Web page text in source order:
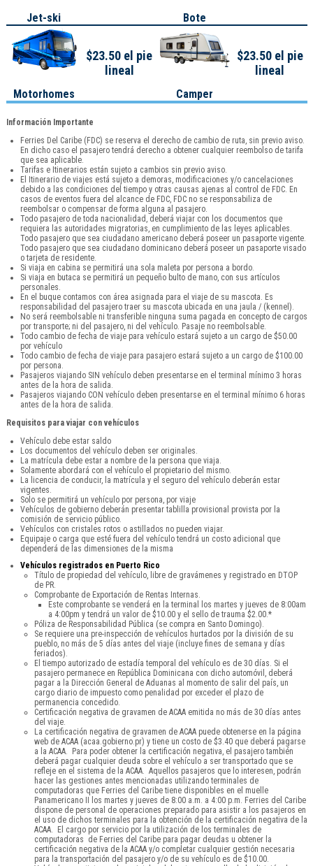
Jet-ski Bote
Motorhomes
$23.50 el pie
lineal
Camper
$23.50 el pie
lineal
Información Importante
Ferries Del Caribe (FDC) se reserva el derecho de cambio de ruta, sin previo aviso.
En dicho caso el pasajero tendrá derecho a obtener cualquier reembolso de tarifa
que sea aplicable.
Tarifas e Itinerarios están sujeto a cambios sin previo aviso.
El Itinerario de viajes está sujeto a demoras, modificaciones y/o cancelaciones
debido a las condiciones del tiempo y otras causas ajenas al control de FDC. En
casos de eventos fuera del alcance de FDC, FDC no se responsabiliza de
reembolsar o compensar de forma alguna al pasajero.
Todo pasajero de toda nacionalidad, deberá viajar con los documentos que
requiera las autoridades migratorias, en cumplimiento de las leyes aplicables.
Todo pasajero que sea ciudadano americano deberá poseer un pasaporte vigente.
Todo pasajero que sea ciudadano dominicano deberá poseer un pasaporte visado
o tarjeta de residente.
Si viaja en cabina se permitirá una sola maleta por persona a bordo.
Si viaja en butaca se permitirá un pequeño bulto de mano, con sus artículos
personales.
En el buque contamos con área asignada para el viaje de su mascota. Es
responsabilidad del pasajero traer su mascota ubicada en una jaula / (kennel).
No será reembolsable ni transferible ninguna suma pagada en concepto de cargos
por transporte; ni del pasajero, ni del vehículo. Pasaje no reembolsable.
Todo cambio de fecha de viaje para vehículo estará sujeto a un cargo de $50.00
por vehículo
Todo cambio de fecha de viaje para pasajero estará sujeto a un cargo de $100.00
por persona.
Pasajeros viajando SIN vehículo deben presentarse en el terminal mínimo 3 horas
antes de la hora de salida.
Pasajeros viajando CON vehículo deben presentarse en el terminal mínimo 6 horas
antes de la hora de salida.
Requisitos para viajar con vehículos
Vehículo debe estar saldo
Los documentos del vehículo deben ser originales.
La matrícula debe estar a nombre de la persona que viaja.
Solamente abordará con el vehículo el propietario del mismo.
La licencia de conducir, la matrícula y el seguro del vehículo deberán estar
vigentes.
Solo se permitirá un vehículo por persona, por viaje
Vehículos de gobierno deberán presentar tablilla provisional provista por la
comisión de servicio público.
Vehículos con cristales rotos o astillados no pueden viajar.
Equipaje o carga que esté fuera del vehículo tendrá un costo adicional que
dependerá de las dimensiones de la misma
Vehículos registrados en Puerto Rico
Título de propiedad del vehículo, libre de gravámenes y registrado en DTOP
de PR.
Comprobante de Exportación de Rentas Internas.
Este comprobante se venderá en la terminal los martes y jueves de 8:00am
a 4:00pm y tendrá un valor de $10.00 y el sello de trauma $2.00.*
Póliza de Responsabilidad Pública (se compra en Santo Domingo).
Se requiere una pre-inspección de vehículos hurtados por la división de su
pueblo, no más de 5 días antes del viaje (incluye fines de semana y días
feriados).
El tiempo autorizado de estadía temporal del vehículo es de 30 días. Si el
pasajero permanece en República Dominicana con dicho automóvil, deberá
pagar a la Dirección General de Aduanas al momento de salir del país, un
cargo diario de impuesto como penalidad por exceder el plazo de
permanencia concedido.
Certificación negativa de gravamen de ACAA emitida no más de 30 días antes
del viaje.
La certificación negativa de gravamen de ACAA puede obtenerse en la página
web de ACAA (acaa.gobierno.pr) y tiene un costo de $3.40 que deberá pagarse
a la ACAA. Para poder obtener la certificación negativa, el pasajero también
deberá pagar cualquier deuda sobre el vehículo a ser transportado que se
refleje en el sistema de la ACAA. Aquellos pasajeros que lo interesen, podrán
hacer las gestiones antes mencionadas utilizando terminales de
computadoras que Ferries del Caribe tiene disponibles en el muelle
Panamericano II los martes y jueves de 8:00 a.m. a 4:00 p.m. Ferries del Caribe
dispone de personal de operaciones preparado para asistir a los pasajeros en
el uso de dichos terminales para la obtención de la certificación negativa de la
ACAA. El cargo por servicio por la utilización de los terminales de
computadoras de Ferries del Caribe para pagar deudas u obtener la
certificación negativa de la ACAA y/o completar cualquier gestión necesaria
para la transportación del pasajero y/o de su vehículo es de $10.00.